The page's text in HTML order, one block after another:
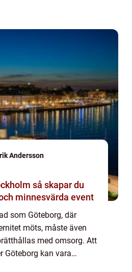
Andersson
skapar du
minnesvärda event
som Göteborg, där
möts, måste även
med omsorg. Att
Göteborg kan vara